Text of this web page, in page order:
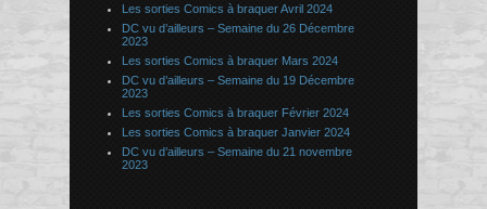
Les sorties Comics à braquer Avril 2024
DC vu d’ailleurs – Semaine du 26 Décembre
2023
Les sorties Comics à braquer Mars 2024
DC vu d’ailleurs – Semaine du 19 Décembre
2023
Les sorties Comics à braquer Février 2024
Les sorties Comics à braquer Janvier 2024
DC vu d’ailleurs – Semaine du 21 novembre
2023